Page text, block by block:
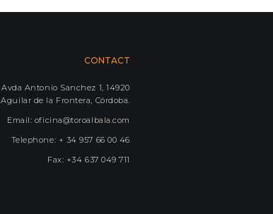
CONTACT
Avda Antonio Sanchez 1, 14920
Aguilar de la Frontera, Córdoba.
Email: oficina@toroalbala.com
Telephone: + 34 957 66 00 46
Fax: +34 637 049 711